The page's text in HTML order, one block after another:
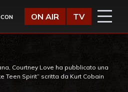
ON AIR TV
Courtney Love ha pubblicato una
Teen Spirit” scritta da Kurt Cobain